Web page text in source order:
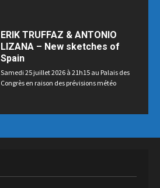
ERIK TRUFFAZ & ANTONIO
LIZANA – New sketches of
Spain
Samedi 25 juillet 2026 à 21h15 au Palais des
Congrès en raison des prévisions météo